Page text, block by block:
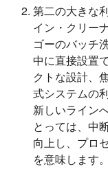
第二の大きな
イン・クリー
ゴーのバッチ
中に直接設置
クトな設計、
式システムの
新しいライン
とっては、中
向上し、プロ
を意味します。